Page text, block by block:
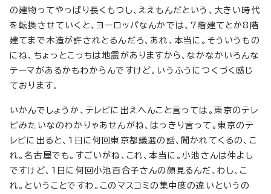
の建物ってやっぱり長くもつし、ええもんだという、大きい時代
を転換させていくと、ヨーロッパなんかでは、7階建てとか8階
建てまで木造が許されとるんだろ、あれ、本当に。そういうもの
にね、ちょっとこっちは地震がありますから、なかなかいろんな
テーマがあるかもわからんですけど。いうふうにつくづく感じ
ております。
いかんでしょうか、テレビに出えへんこと言っては。東京のテレ
ビみたいなのわかりゃあせんがね、はっきり言って。東京のテ
レビに出ると、1日に何回東京都議選の話、聞かれてくるの、こ
れ。名古屋でも。すごいがね、これ、本当に。小池さんは仲よし
ですけど、1日に何回小池百合子さんの顔見るんだ、わし、こ
れ。ということですわ。このマスコミの集中度の違いというの